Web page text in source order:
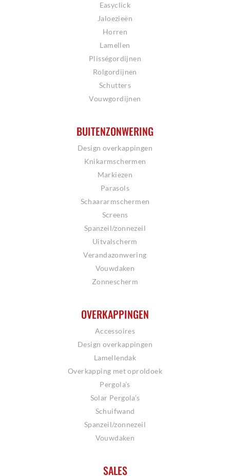
Easyclick
Jaloezieën
Horren
Lamellen
Plisségordijnen
Rolgordijnen
Schutters
Vouwgordijnen
BUITENZONWERING
Design overkappingen
Knikarmschermen
Markiezen
Parasols
Schaararmschermen
Screens
Spanzeil/zonnezeil
Uitvalscherm
Verandazonwering
Vouwdaken
Zonnescherm
OVERKAPPINGEN
Accessoires
Design overkappingen
Lamellendak
Overkapping met oproldoek
Pergola’s
Solar Pergola’s
Schuifwand
Spanzeil/zonnezeil
Vouwdaken
SALES